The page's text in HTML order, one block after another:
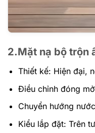
2.Mặt nạ bộ trộn
Thiết kế: Hiện đại,
Điều chỉnh đóng
Chuyển hướng
Kiểu lắp đặt: Trên